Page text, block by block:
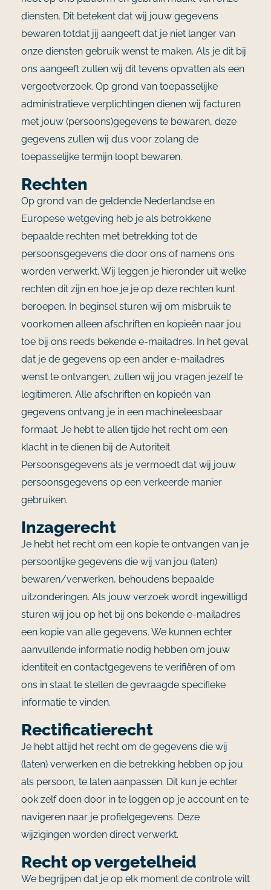
diensten. Dit betekent dat wij jouw gegevens
bewaren totdat jij aangeeft dat je niet langer van
onze diensten gebruik wenst te maken. Als je dit bij
ons aangeeft zullen wij dit tevens opvatten als een
vergeetverzoek. Op grond van toepasselijke
administratieve verplichtingen dienen wij facturen
met jouw (persoons)gegevens te bewaren, deze
gegevens zullen wij dus voor zolang de
toepasselijke termijn loopt bewaren.
Rechten
Op grond van de geldende Nederlandse en
Europese wetgeving heb je als betrokkene
bepaalde rechten met betrekking tot de
persoonsgegevens die door ons of namens ons
worden verwerkt. Wij leggen je hieronder uit welke
rechten dit zijn en hoe je je op deze rechten kunt
beroepen. In beginsel sturen wij om misbruik te
voorkomen alleen afschriften en kopieën naar jou
toe bij ons reeds bekende e-mailadres. In het geval
dat je de gegevens op een ander e-mailadres
wenst te ontvangen, zullen wij jou vragen jezelf te
legitimeren. Alle afschriften en kopieën van
gegevens ontvang je in een machineleesbaar
formaat. Je hebt te allen tijde het recht om een
klacht in te dienen bij de Autoriteit
Persoonsgegevens als je vermoedt dat wij jouw
persoonsgegevens op een verkeerde manier
gebruiken.
Inzagerecht
Je hebt het recht om een kopie te ontvangen van je
persoonlijke gegevens die wij van jou (laten)
bewaren/verwerken, behoudens bepaalde
uitzonderingen. Als jouw verzoek wordt ingewilligd
sturen wij jou op het bij ons bekende e-mailadres
een kopie van alle gegevens. We kunnen echter
aanvullende informatie nodig hebben om jouw
identiteit en contactgegevens te verifiëren of om
ons in staat te stellen de gevraagde specifieke
informatie te vinden.
Rectificatierecht
Je hebt altijd het recht om de gegevens die wij
(laten) verwerken en die betrekking hebben op jou
als persoon, te laten aanpassen. Dit kun je echter
ook zelf doen door in te loggen op je account en te
navigeren naar je profielgegevens. Deze
wijzigingen worden direct verwerkt.
Recht op vergetelheid
We begrijpen dat je op elk moment de controle wilt